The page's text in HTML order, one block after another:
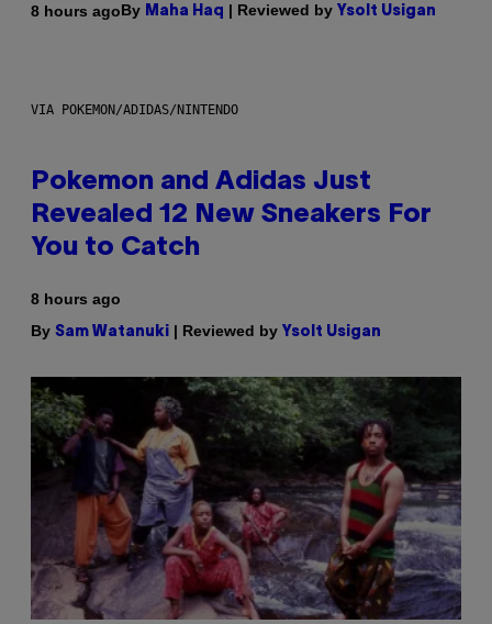
8 hours agoBy Maha Haq | Reviewed by Ysolt Usigan
VIA POKEMON/ADIDAS/NINTENDO
Pokemon and Adidas Just
Revealed 12 New Sneakers For
You to Catch
8 hours ago
By Sam Watanuki | Reviewed by Ysolt Usigan